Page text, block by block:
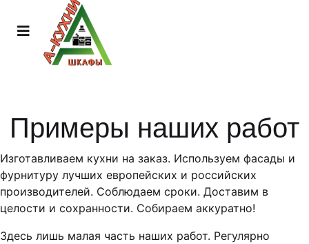
Примеры наших работ
Изготавливаем кухни на заказ. Используем фасады и
фурнитуру лучших европейских и российских
производителей. Соблюдаем сроки. Доставим в
целости и сохранности. Собираем аккуратно!
Здесь лишь малая часть наших работ. Регулярно